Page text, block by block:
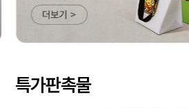
특가판촉물